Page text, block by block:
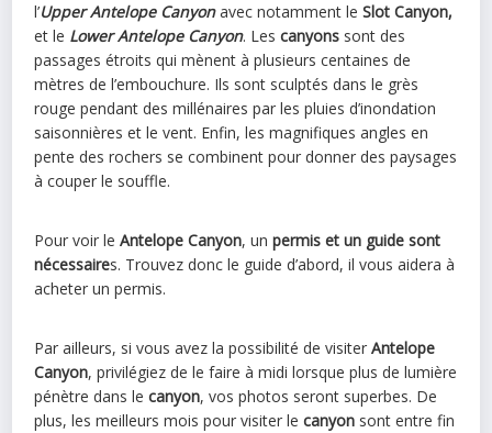
l’Upper Antelope Canyonavec notamment le Slot Canyon,
et le Lower Antelope Canyon. Lescanyons sont des
passages étroits qui mènent à plusieurs centaines de
mètres de l’embouchure. Ils sont sculptés dans le grès
rouge pendant des millénaires par les pluies d’inondation
saisonnières et le vent. Enfin, les magnifiques angles en
pente des rochers se combinent pour donner des paysages
à couper le souffle.
Pour voir leAntelope Canyon, unpermis et un guide sont
nécessaires. Trouvez donc le guide d’abord, il vous aidera à
acheter un permis.
Par ailleurs, si vous avez la possibilité de visiterAntelope
Canyon, privilégiez de le faire à midi lorsque plus de lumière
pénètre dans lecanyon, vos photos seront superbes. De
plus, les meilleurs mois pour visiter lecanyon sont entre fin